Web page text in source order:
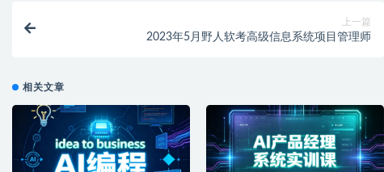
上一篇
2023年5月野人软考高级信息系统项目管理师
相关文章